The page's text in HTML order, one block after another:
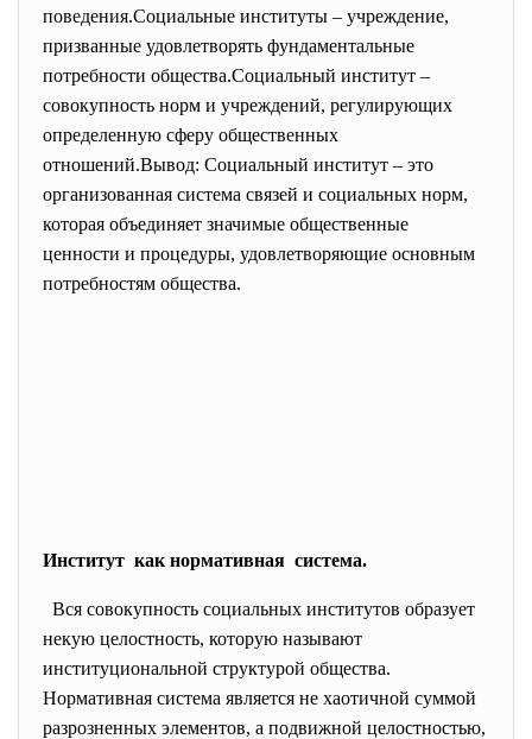
поведения.Социальные институты – учреждение,
призванные удовлетворять фундаментальные
потребности общества.Социальный институт –
совокупность норм и учреждений, регулирующих
определенную сферу общественных
отношений.Вывод: Социальный институт – это
организованная система связей и социальных норм,
которая объединяет значимые общественные
ценности и процедуры, удовлетворяющие основным
потребностям общества.
Институт как нормативная система.
Вся совокупность социальных институтов образует
некую целостность, которую называют
институциональной структурой общества.
Нормативная система является не хаотичной суммой
разрозненных элементов, а подвижной целостностью,